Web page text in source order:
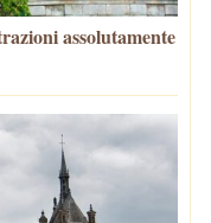
assolutamente